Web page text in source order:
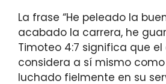
La frase “He peleado la
acabado la carrera, he
Timoteo 4:7 significa que el
considera a sí mismo
luchado fielmente en su